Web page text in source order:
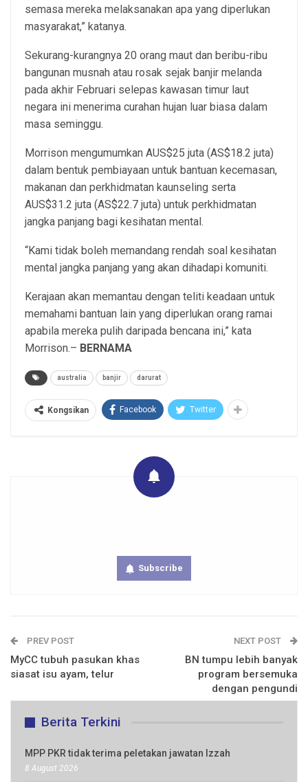
semasa mereka melaksanakan apa yang diperlukan
masyarakat,” katanya.
Sekurang-kurangnya 20 orang maut dan beribu-ribu
bangunan musnah atau rosak sejak banjir melanda
pada akhir Februari selepas kawasan timur laut
negara ini menerima curahan hujan luar biasa dalam
masa seminggu.
Morrison mengumumkan AUS$25 juta (AS$18.2 juta)
dalam bentuk pembiayaan untuk bantuan kecemasan,
makanan dan perkhidmatan kaunseling serta
AUS$31.2 juta (AS$22.7 juta) untuk perkhidmatan
jangka panjang bagi kesihatan mental.
“Kami tidak boleh memandang rendah soal kesihatan
mental jangka panjang yang akan dihadapi komuniti.
Kerajaan akan memantau dengan teliti keadaan untuk
memahami bantuan lain yang diperlukan orang ramai
apabila mereka pulih daripada bencana ini,” kata
Morrison.– BERNAMA
australia banjir darurat
Kongsikan Facebook Twitter
Subscribe
PREV POST
MyCC tubuh pasukan khas
siasat isu ayam, telur
NEXT POST
BN tumpu lebih banyak
program bersemuka
dengan pengundi
Berita Terkini
MPP PKR tidak terima peletakan jawatan Izzah
8 August 2026